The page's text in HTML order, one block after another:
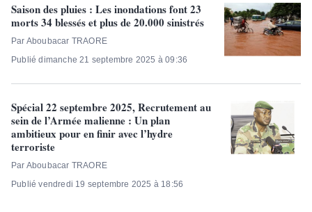
Saison des pluies : Les inondations font 23
morts 34 blessés et plus de 20.000 sinistrés
Par Aboubacar TRAORE
Publié dimanche 21 septembre 2025 à 09:36
Spécial 22 septembre 2025, Recrutement au
sein de l’Armée malienne : Un plan
ambitieux pour en finir avec l’hydre
terroriste
Par Aboubacar TRAORE
Publié vendredi 19 septembre 2025 à 18:56